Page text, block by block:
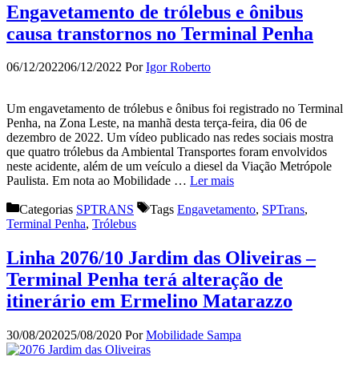
Engavetamento de trólebus e ônibus
causa transtornos no Terminal Penha
06/12/202206/12/2022 PorIgor Roberto
Um engavetamento de trólebus e ônibus foi registrado no Terminal
Penha, na Zona Leste, na manhã desta terça-feira, dia 06 de
dezembro de 2022. Um vídeo publicado nas redes sociais mostra
que quatro trólebus da Ambiental Transportes foram envolvidos
neste acidente, além de um veículo a diesel da Viação Metrópole
Paulista. Em nota ao Mobilidade … Ler mais
Categorias SPTRANS Tags Engavetamento, SPTrans,
Terminal Penha, Trólebus
Linha 2076/10 Jardim das Oliveiras –
Terminal Penha terá alteração de
itinerário em Ermelino Matarazzo
30/08/202025/08/2020 PorMobilidade Sampa